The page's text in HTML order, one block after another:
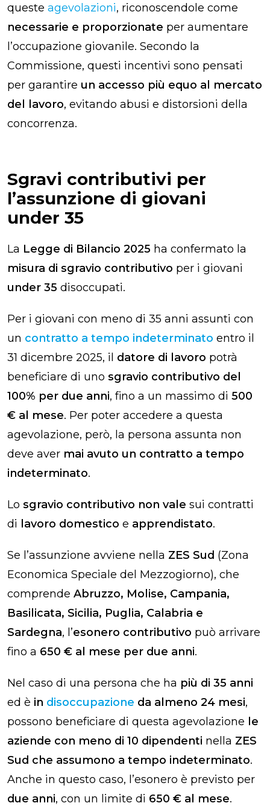
queste agevolazioni, riconoscendole come
necessarie e proporzionate per aumentare
l’occupazione giovanile. Secondo la
Commissione, questi incentivi sono pensati
per garantire un accesso più equo al mercato
del lavoro, evitando abusi e distorsioni della
concorrenza.
Sgravi contributivi per
l’assunzione di giovani
under 35
La Legge di Bilancio 2025 ha confermato la
misura di sgravio contributivo per i giovani
under 35 disoccupati.
Per i giovani con meno di 35 anni assunti con
un contratto a tempo indeterminato entro il
31 dicembre 2025, il datore di lavoro potrà
beneficiare di uno sgravio contributivo del
100% per due anni, fino a un massimo di 500
€ al mese. Per poter accedere a questa
agevolazione, però, la persona assunta non
deve aver mai avuto un contratto a tempo
indeterminato.
Lo sgravio contributivo non vale sui contratti
di lavoro domestico e apprendistato.
Se l’assunzione avviene nella ZES Sud (Zona
Economica Speciale del Mezzogiorno), che
comprende Abruzzo, Molise, Campania,
Basilicata, Sicilia, Puglia, Calabria e
Sardegna, l’esonero contributivo può arrivare
fino a 650 € al mese per due anni.
Nel caso di una persona che ha più di 35 anni
ed è in disoccupazione da almeno 24 mesi,
possono beneficiare di questa agevolazione le
aziende con meno di 10 dipendenti nella ZES
Sud che assumono a tempo indeterminato.
Anche in questo caso, l’esonero è previsto per
due anni, con un limite di 650 € al mese.